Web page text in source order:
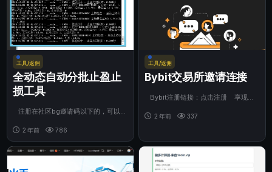
工具/返佣
全动态自动分批止盈止
损工具
注册在社区bg邀请码以下的，可以免
能为：...
2 年前 786
工具/返佣
Bybit交易所邀请连接
Bybit注册链接：点击注册 享现
2 年前 337